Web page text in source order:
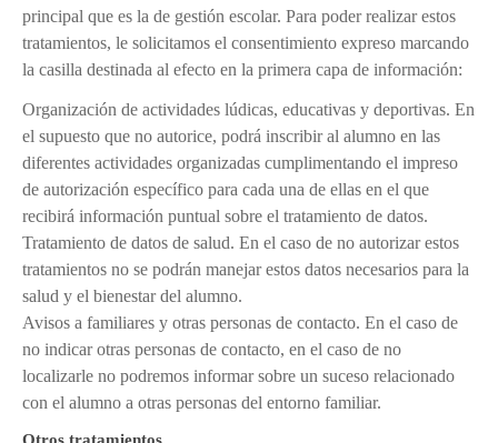
principal que es la de gestión escolar. Para poder realizar estos
tratamientos, le solicitamos el consentimiento expreso marcando
la casilla destinada al efecto en la primera capa de información:
Organización de actividades lúdicas, educativas y deportivas. En
el supuesto que no autorice, podrá inscribir al alumno en las
diferentes actividades organizadas cumplimentando el impreso
de autorización específico para cada una de ellas en el que
recibirá información puntual sobre el tratamiento de datos.
Tratamiento de datos de salud. En el caso de no autorizar estos
tratamientos no se podrán manejar estos datos necesarios para la
salud y el bienestar del alumno.
Avisos a familiares y otras personas de contacto. En el caso de
no indicar otras personas de contacto, en el caso de no
localizarle no podremos informar sobre un suceso relacionado
con el alumno a otras personas del entorno familiar.